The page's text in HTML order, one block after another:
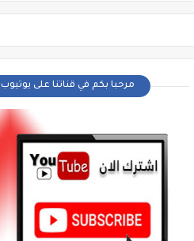
مرحبا بكم في قناتنا على يوتيوب